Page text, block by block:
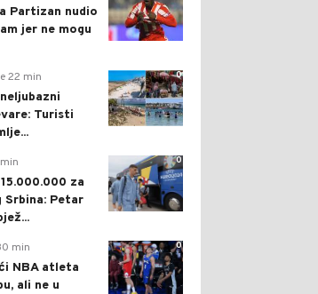
Partizan nudio
jer ne mogu
0
22 min
Turisti
0
za
Srbina: Petar
0
min
NBA atleta
ali ne u